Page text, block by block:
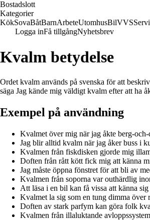
Bostadslott
Kategorier
KökSovaBåtBarnArbeteUtomhusBilVVS
Logga inFå tillgångNyhetsbrev
Kvalm betydelse
Ordet kvalm används på svenska för att
säga Jag kände mig väldigt kvalm efter att ha
Exempel på användning
Kvalmet över mig när jag åkte berg-och-
Jag blir alltid kvalm när jag åker buss i
Kvalmen från fiskdisken gjorde mig
Doften från rått kött fick mig att känna
Jag måste öppna fönstret för att bli av
Kvalmen från soporna var outhärdlig
Att läsa i en bil kan få vissa att känna
Kvalmet la sig som en tung dimma över
Doften av stark parfym kan göra folk
Kvalmen från illaluktande